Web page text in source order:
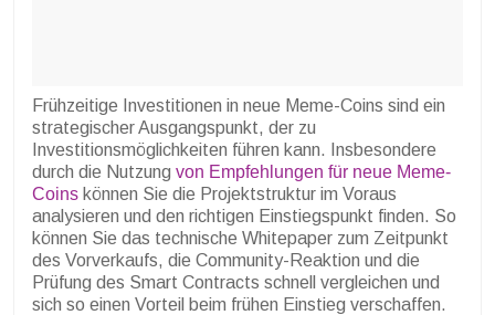
Frühzeitige Investitionen in neue Meme-Coins sind ein
strategischer Ausgangspunkt, der zu
Investitionsmöglichkeiten führen kann. Insbesondere
durch die Nutzung von Empfehlungen für neue Meme-
Coins können Sie die Projektstruktur im Voraus
analysieren und den richtigen Einstiegspunkt finden. So
können Sie das technische Whitepaper zum Zeitpunkt
des Vorverkaufs, die Community-Reaktion und die
Prüfung des Smart Contracts schnell vergleichen und
sich so einen Vorteil beim frühen Einstieg verschaffen.